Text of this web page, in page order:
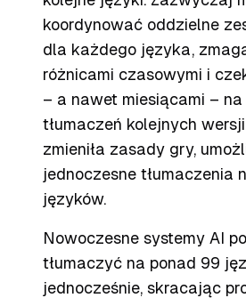
koordynować oddzielne
dla każdego języka,
różnicami czasowymi i
– a nawet miesiącami – na
tłumaczeń kolejnych
zmieniła zasady gry,
jednoczesne tłumaczenia
języków.
Nowoczesne systemy AI
tłumaczyć na ponad 99
jednocześnie, skracając